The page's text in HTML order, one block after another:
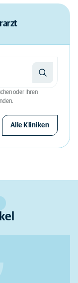
oder Ihren
Alle Kliniken